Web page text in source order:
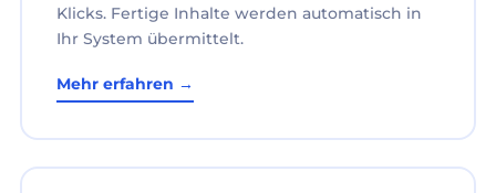
Klicks. Fertige Inhalte werden automatisch in
Ihr System übermittelt.
Mehr erfahren →